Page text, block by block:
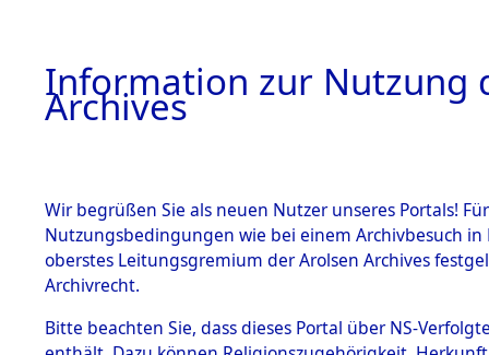
BESTÄNDE
Information zur Nutzung
Archives
Wir begrüßen Sie als neuen Nutzer unseres Portals!
Nutzungsbedingungen wie bei einem Archivbesuch
oberstes Leitungsgremium der Arolsen Archives
Archivrecht.
Bitte beachten Sie, dass dieses Portal über NS-